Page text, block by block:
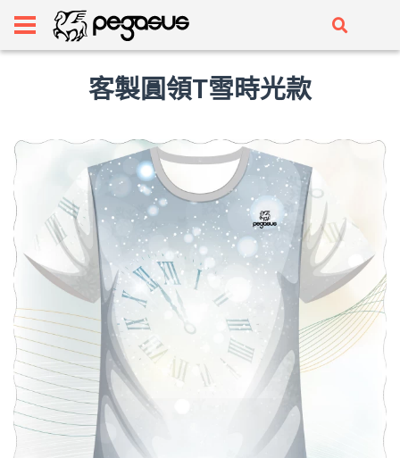
客製圓領T雪時光款